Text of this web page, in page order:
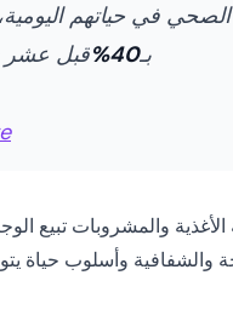
في حياتهم
بـ40% قبل عشر
والمشروبات تبيع
والشفافية وأسلوب حياة